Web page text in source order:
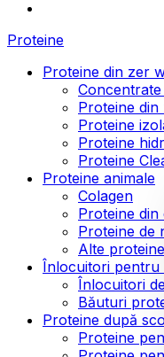
Proteine
Proteine din zer
Proteine
Proteine
Proteine
Proteine
Proteine animale
Colagen
Proteine din
Proteine de
Alte proteine
Înlocuitori pentru
Înlocuitori
Băuturi
Proteine după
Proteine